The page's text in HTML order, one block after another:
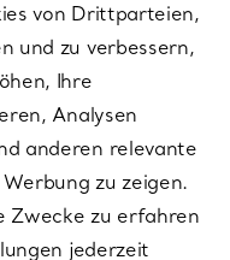
von Drittparteien,
und zu verbessern,
Ihre
Analysen
anderen relevante
zu zeigen.
Zwecke zu erfahren
jederzeit